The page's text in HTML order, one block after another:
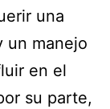
una
un manejo
en el
su parte,